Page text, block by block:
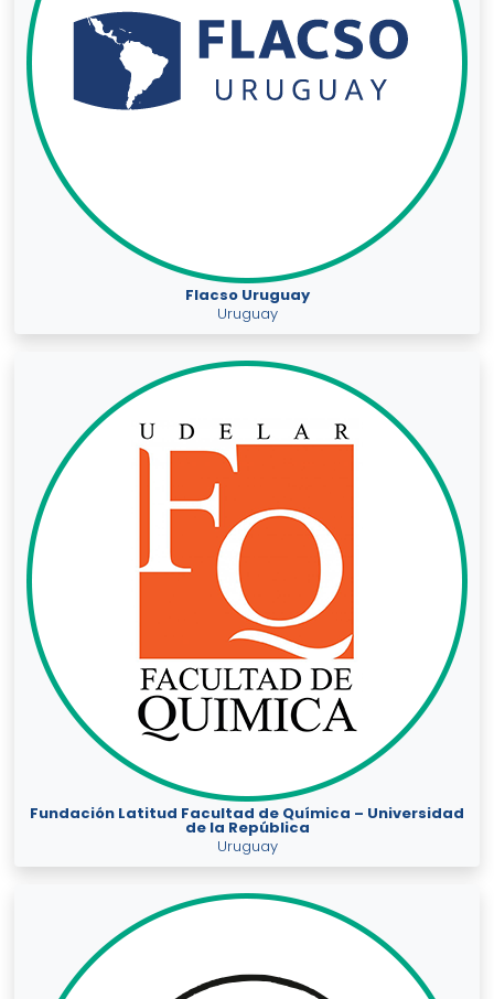
Flacso Uruguay
Uruguay
Fundación Latitud Facultad de Química – Universidad
de la República
Uruguay